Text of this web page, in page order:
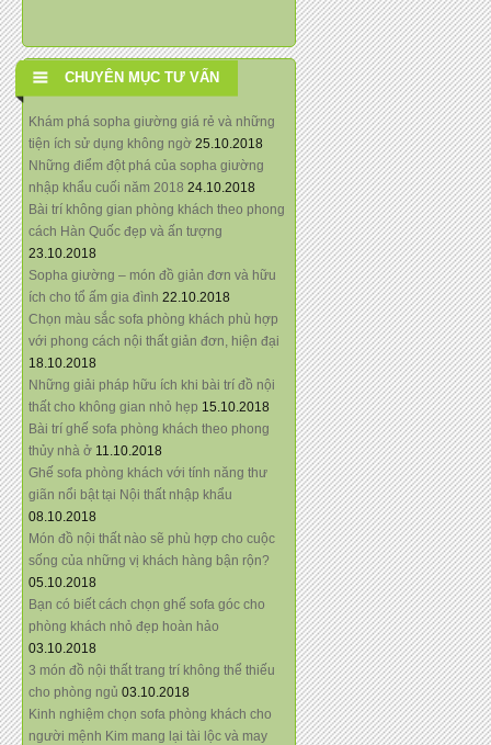
CHUYÊN MỤC TƯ VẤN
Khám phá sopha giường giá rẻ và những
tiện ích sử dụng không ngờ 25.10.2018
Những điểm đột phá của sopha giường
nhập khẩu cuối năm 2018 24.10.2018
Bài trí không gian phòng khách theo phong
cách Hàn Quốc đẹp và ấn tượng
23.10.2018
Sopha giường – món đồ giản đơn và hữu
ích cho tổ ấm gia đình 22.10.2018
Chọn màu sắc sofa phòng khách phù hợp
với phong cách nội thất giản đơn, hiện đại
18.10.2018
Những giải pháp hữu ích khi bài trí đồ nội
thất cho không gian nhỏ hẹp 15.10.2018
Bài trí ghế sofa phòng khách theo phong
thủy nhà ở 11.10.2018
Ghế sofa phòng khách với tính năng thư
giãn nổi bật tại Nội thất nhập khẩu
08.10.2018
Món đồ nội thất nào sẽ phù hợp cho cuộc
sống của những vị khách hàng bận rộn?
05.10.2018
Bạn có biết cách chọn ghế sofa góc cho
phòng khách nhỏ đẹp hoàn hảo
03.10.2018
3 món đồ nội thất trang trí không thể thiếu
cho phòng ngủ 03.10.2018
Kinh nghiệm chọn sofa phòng khách cho
người mệnh Kim mang lại tài lộc và may